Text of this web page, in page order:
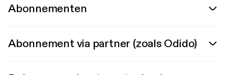
Abonnementen
Abonnement via partner (zoals Odido)